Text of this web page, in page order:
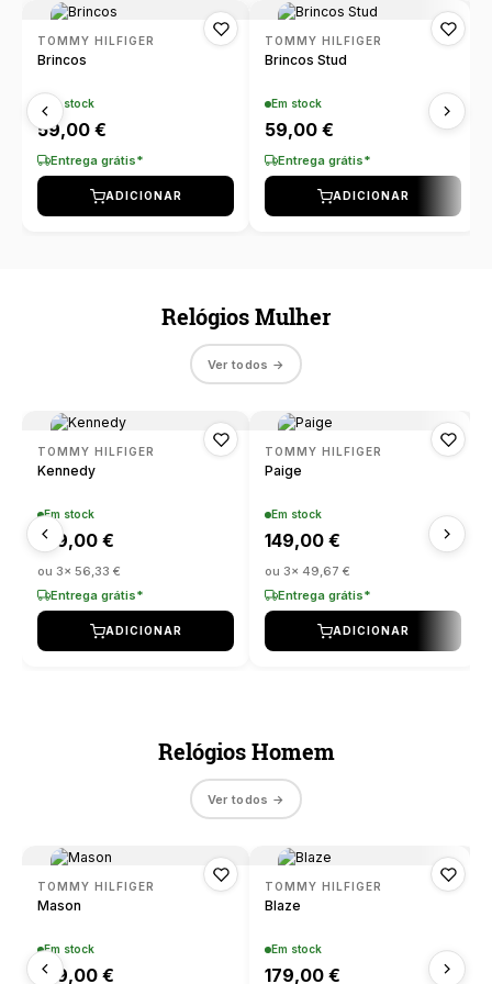
TISSOT
TOMMY HILFIGER
UNIKE
WOLF
VER TODAS AS MARCAS LIFESTYLE
BLANCPAIN
GUCCI
HERMÈS
OMEGA
TAG HEUER
TAG HEUER
TUDOR
BOSS
CASIO TIMELESS
DUNHILL
MONTBLANC
CAIXAS ROTATIVAS
BOXY
PAUL DESIGN
ROOGS
WOLF
BRACELETES
HIRSCH
H STERN
HERMÈS
HIRSCH
IKE
LOLLIPOP
LONGINES
MARC JACOBS
MARCOLINO
MICHAEL KORS
TOMMY HILFIGER
Brincos
Em stock
59,00 €
Entrega grátis*
ADICIONAR
TOMMY HILFIGER
Brincos Stud
Em stock
59,00 €
Entrega grátis*
ADICIONAR
Relógios Mulher
Ver todos →
TOMMY HILFIGER
Kennedy
Em stock
169,00 €
ou 3x 56,33 €
Entrega grátis*
ADICIONAR
TOMMY HILFIGER
Paige
Em stock
149,00 €
ou 3x 49,67 €
Entrega grátis*
ADICIONAR
Relógios Homem
Ver todos →
TOMMY HILFIGER
Mason
Em stock
189,00 €
TOMMY HILFIGER
Blaze
Em stock
179,00 €